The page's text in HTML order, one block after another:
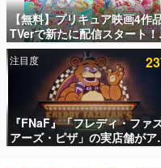
アプリセール情報
インタビュー
連載・特集一
殿堂入り記事
SNS拡散数が数
ど。多くの人々
事をまとめまし
【無料】プリキュア映画4作
TVerで新たに配信スタート
んと2018年～2024年の映画
すべてが見放題に、ぶっちゃ
ありえないラインナップ
注目度
『FNaF』「フレディ・ファ
アーズ・ピザ」の実店舗がア
リカの商業施設「American